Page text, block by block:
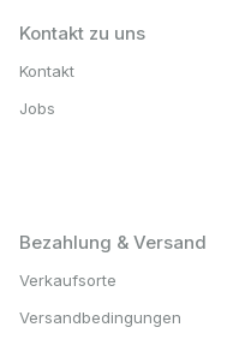
Kontakt zu uns
Kontakt
Jobs
Bezahlung & Versand
Verkaufsorte
Versandbedingungen